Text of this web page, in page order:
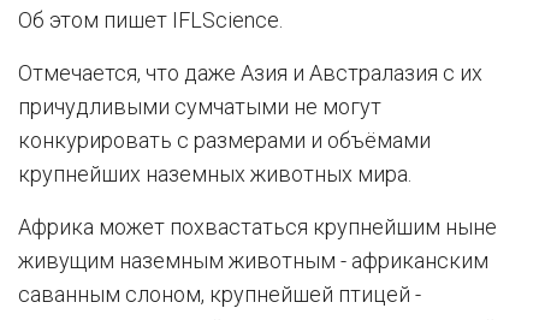
Об этом пишет IFLScience.
Отмечается, что даже Азия и Австралазия с их
причудливыми сумчатыми не могут
конкурировать с размерами и объёмами
крупнейших наземных животных мира.
Африка может похвастаться крупнейшим ныне
живущим наземным животным - африканским
саванным слоном, крупнейшей птицей -